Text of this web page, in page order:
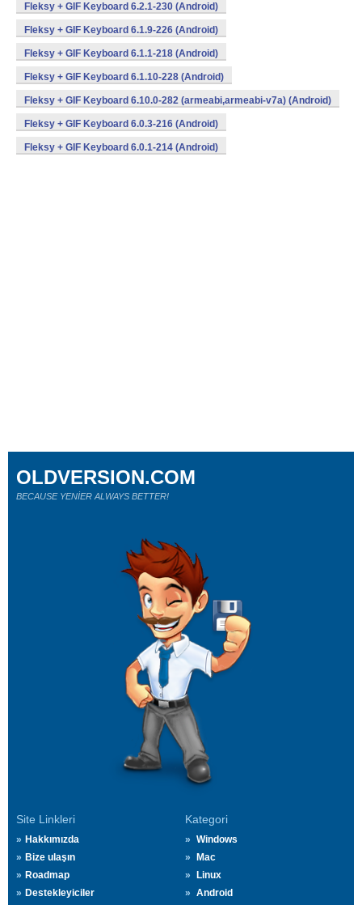
Fleksy + GIF Keyboard 6.2.1-230 (Android)
Fleksy + GIF Keyboard 6.1.9-226 (Android)
Fleksy + GIF Keyboard 6.1.1-218 (Android)
Fleksy + GIF Keyboard 6.1.10-228 (Android)
Fleksy + GIF Keyboard 6.10.0-282 (armeabi,armeabi-v7a) (Android)
Fleksy + GIF Keyboard 6.0.3-216 (Android)
Fleksy + GIF Keyboard 6.0.1-214 (Android)
Site Linkleri
Hakkımızda
Bize ulaşın
Roadmap
Destekleyiciler
Kategori
Windows
Mac
Linux
Android
OLDVERSION.COM
BECAUSE YENİER ALWAYS BETTER!